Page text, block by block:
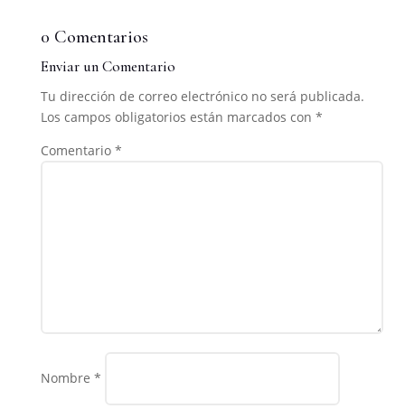
0 Comentarios
Enviar un Comentario
Tu dirección de correo electrónico no será publicada.
Los campos obligatorios están marcados con *
Comentario *
Nombre *